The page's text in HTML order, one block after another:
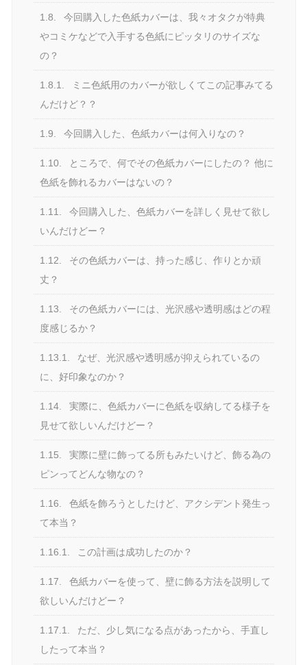
1.8.
今回購入した色紙カバーは、我々オタクが特典
やコミケなどで入手する色紙にピッタリのサイズな
の？
1.8.1.
ミニ色紙用のカバーが欲しくてこの記事みてる
んだけど？？
1.9. 今回購入した、色紙カバーは何入りなの？
1.10.
ところで、何でその色紙カバーにしたの？ 他に
色紙を飾れるカバーはないの？
1.11.
今回購入した、色紙カバーを詳しく見せて欲し
いんだけどー？
1.12.
その色紙カバーは、持った感じ、作りとか頑
丈？
1.13.
その色紙カバーには、光沢感や透明感はどの程
度感じるか？
1.13.1.
なぜ、光沢感や透明感が抑えられているの
に、好印象なのか？
1.14.
実際に、色紙カバーに色紙を収納してる様子を
見せて欲しいんだけどー？
1.15.
実際に壁に飾ってる所もみたいけど、飾る為の
ピンってどんな物なの？
1.16.
色紙を飾ろうとしたけど、アクシデント発生っ
て本当？
1.16.1. この計画は成功したのか？
1.17.
色紙カバーを使って、壁に飾る方法を説明して
欲しいんだけどー？
1.17.1.
ただ、少し気になる点があったから、手直し
したって本当？